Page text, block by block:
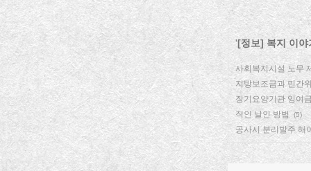
'[정보] 복지 이야
사회복지시설 노무
지방보조금과 민간
장기요양기관 잉여
직인 날인 방법
(5)
공사시 분리발주 해